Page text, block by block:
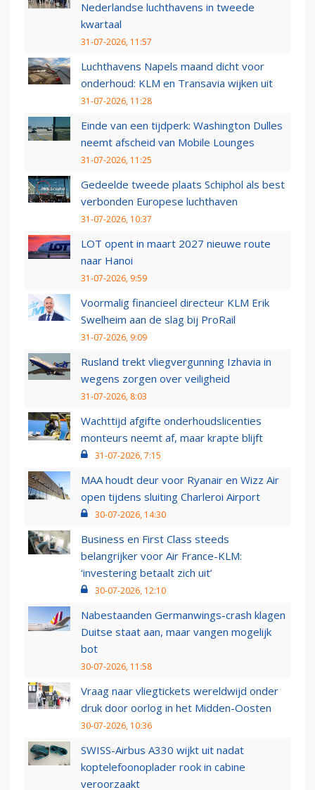
Nederlandse luchthavens in tweede
kwartaal
31-07-2026, 11:57
Luchthavens Napels maand dicht voor
onderhoud: KLM en Transavia wijken uit
31-07-2026, 11:28
Einde van een tijdperk: Washington Dulles
neemt afscheid van Mobile Lounges
31-07-2026, 11:25
Gedeelde tweede plaats Schiphol als best
verbonden Europese luchthaven
31-07-2026, 10:37
LOT opent in maart 2027 nieuwe route
naar Hanoi
31-07-2026, 9:59
Voormalig financieel directeur KLM Erik
Swelheim aan de slag bij ProRail
31-07-2026, 9:09
Rusland trekt vliegvergunning Izhavia in
wegens zorgen over veiligheid
31-07-2026, 8:03
Wachttijd afgifte onderhoudslicenties
monteurs neemt af, maar krapte blijft
31-07-2026, 7:15
MAA houdt deur voor Ryanair en Wizz Air
open tijdens sluiting Charleroi Airport
30-07-2026, 14:30
Business en First Class steeds
belangrijker voor Air France-KLM:
‘investering betaalt zich uit’
30-07-2026, 12:10
Nabestaanden Germanwings-crash klagen
Duitse staat aan, maar vangen mogelijk
bot
30-07-2026, 11:58
Vraag naar vliegtickets wereldwijd onder
druk door oorlog in het Midden-Oosten
30-07-2026, 10:36
SWISS-Airbus A330 wijkt uit nadat
koptelefoonoplader rook in cabine
veroorzaakt